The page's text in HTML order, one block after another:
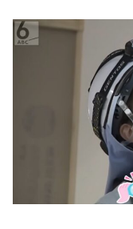
ザキ山小屋本館
ぺこぱのまるス
アナ回覧板